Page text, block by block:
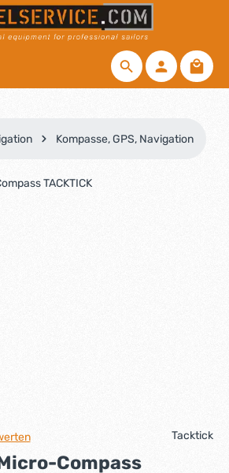
Kompasse, GPS, Navigation
von 0 von 5 Sternen
Tacktick
Compass